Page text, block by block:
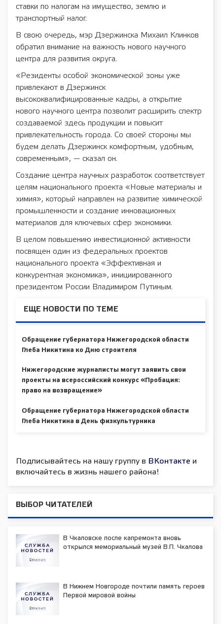
ставки по налогам на имущество, землю и
транспортный налог.
В свою очередь, мэр Дзержинска Михаил Клинков
обратил внимание на важность нового научного
центра для развития округа.
«Резиденты особой экономической зоны уже
привлекают в Дзержинск
высококвалифицированные кадры, а открытие
нового научного центра позволит расширить спектр
создаваемой здесь продукции и повысит
привлекательность города. Со своей стороны мы
будем делать Дзержинск комфортным, удобным,
современным», — сказал он.
Создание центра научных разработок соответствует
целям национального проекта «Новые материалы и
химия», который направлен на развитие химической
промышленности и создание инновационных
материалов для ключевых сфер экономики.
В целом повышению инвестиционной активности
посвящен один из федеральных проектов
национального проекта «Эффективная и
конкурентная экономика», инициированного
президентом России Владимиром Путиным.
ЕЩЕ НОВОСТИ ПО ТЕМЕ
Обращение губернатора Нижегородской области
Глеба Никитина ко Дню строителя
Нижегородские журналисты могут заявить свои
проекты на всероссийский конкурс «Пробация:
право на возвращение»
Обращение губернатора Нижегородской области
Глеба Никитина в День физкультурника
Подписывайтесь на нашу группу в ВКонтакте и
включайтесь в жизнь нашего района!
ВЫБОР ЧИТАТЕЛЕЙ
В Чкаловске после капремонта вновь
открылся мемориальный музей В.П. Чкалова
В Нижнем Новгороде почтили память героев
Первой мировой войны